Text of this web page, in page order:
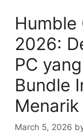
Humble
2026:
PC
Bundle
Menarik
March 5, 2026